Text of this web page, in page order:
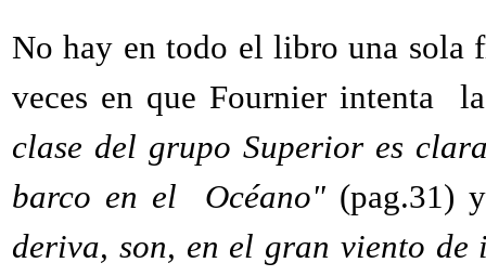
No hay en todo el libro una sola
veces en que Fournier intenta
clase del grupo Superior es
barco en el Océano" (pag.31) y
deriva, son, en el gran viento de